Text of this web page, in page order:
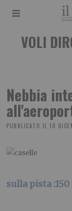
VOLI
Nebbia
PUBBLICATO IL 10
sulla pista